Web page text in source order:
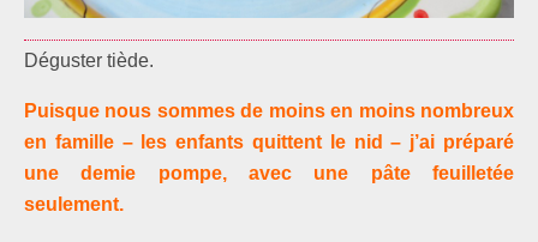
Déguster tiède.
Puisque nous sommes de moins en moins nombreux
en famille – les enfants quittent le nid – j’ai préparé
une demie pompe, avec une pâte feuilletée
seulement.